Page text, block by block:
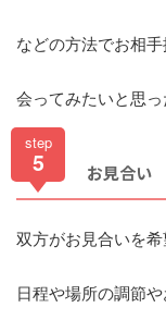
などの方法でお相手
会ってみたいと思っ
step
5 お見合い
双方がお見合いを希
日程や場所の調節